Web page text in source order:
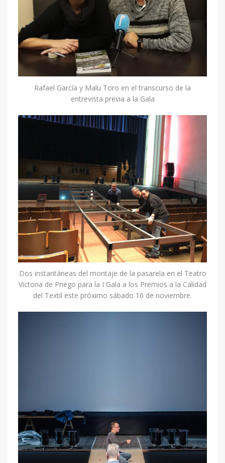
Rafael García y Malu Toro en el transcurso de la
entrevista previa a la Gala
Dos instantáneas del montaje de la pasarela en el Teatro
Victoria de Priego para la I Gala a los Premios a la Calidad
del Textil este próximo sábado 16 de noviembre.